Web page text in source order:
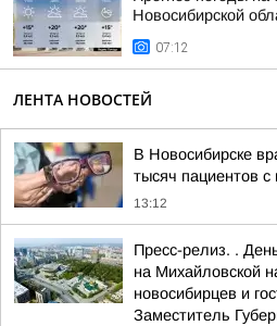
Новосибирской
07:12
ЛЕНТА НОВОСТЕЙ
В Новосибирске
тысяч пациентов с
13:12
Пресс-релиз. .
на Михайловской
новосибирцев и
Заместитель